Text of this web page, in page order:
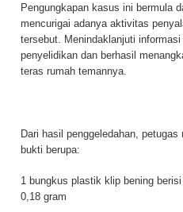
Pengungkapan kasus ini bermula
mencurigai adanya aktivitas
tersebut. Menindaklanjuti
penyelidikan dan berhasil
teras rumah temannya.
Dari hasil penggeledahan,
bukti berupa:
1 bungkus plastik klip bening
0,18 gram